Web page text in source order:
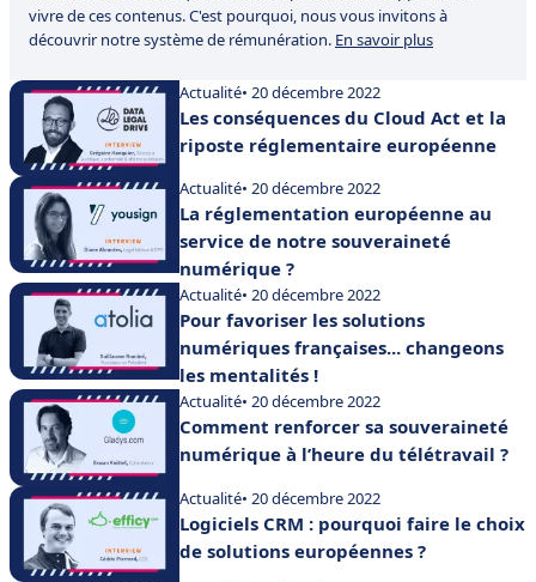
vivre de ces contenus. C'est pourquoi, nous vous invitons à
découvrir notre système de rémunération. En savoir plus
Actualité• 20 décembre 2022
Les conséquences du Cloud Act et la
riposte réglementaire européenne
Actualité• 20 décembre 2022
La réglementation européenne au
service de notre souveraineté
numérique ?
Actualité• 20 décembre 2022
Pour favoriser les solutions
numériques françaises... changeons
les mentalités !
Actualité• 20 décembre 2022
Comment renforcer sa souveraineté
numérique à l’heure du télétravail ?
Actualité• 20 décembre 2022
Logiciels CRM : pourquoi faire le choix
de solutions européennes ?